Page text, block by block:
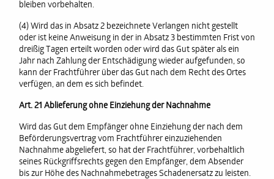
bleiben vorbehalten.
(4) Wird das in Absatz 2 bezeichnete Verlangen nicht gestellt
oder ist keine Anweisung in der in Absatz 3 bestimmten Frist von
dreißig Tagen erteilt worden oder wird das Gut später als ein
Jahr nach Zahlung der Entschädigung wieder aufgefunden, so
kann der Frachtführer über das Gut nach dem Recht des Ortes
verfügen, an dem es sich befindet.
Art. 21 Ablieferung ohne Einziehung der Nachnahme
Wird das Gut dem Empfänger ohne Einziehung der nach dem
Beförderungsvertrag vom Frachtführer einzuziehenden
Nachnahme abgeliefert, so hat der Frachtführer, vorbehaltlich
seines Rückgriffsrechts gegen den Empfänger, dem Absender
bis zur Höhe des Nachnahmebetrages Schadenersatz zu leisten.